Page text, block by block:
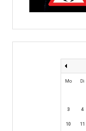
Mo Di
3 4
10 11